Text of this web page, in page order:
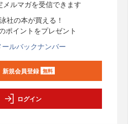
メルマガを受信できます
社の本が買える！
ポイントをプレゼント
ールバックナンバー
新規会員登録 無料
ログイン